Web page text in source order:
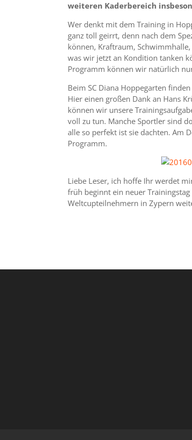
weiteren Kaderbereich
Wer denkt mit dem Training in
ganz toll geirrt, denn nach dem
können, Kraftraum, Schwimmhalle,
was wir jetzt an Kondition tanken
Programm können wir natürlich
Beim SC Diana Hoppegarten
Hier einen großen Dank an Hans
können wir unsere
voll zu tun. Manche Sportler sind
alle so perfekt ist sie dachten. Am
Programm.
Liebe Leser, ich hoffe Ihr werdet
früh beginnt ein neuer
Weltcupteilnehmern in Zypern